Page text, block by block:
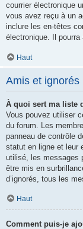
courrier électronique
vous avez reçu à un
inclure les en-têtes
électronique. Il
Haut
Amis et ignorés
À quoi sert ma liste
Vous pouvez utiliser
du forum. Les
panneau de contrôle
statut en ligne et leur
utilisé, les messages
être mis en
d’ignorés, tous les
Haut
Comment puis-je